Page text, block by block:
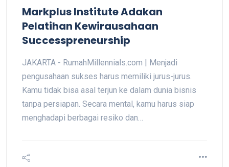
Markplus Institute Adakan
Pelatihan Kewirausahaan
Successpreneurship
JAKARTA - RumahMillennials.com | Menjadi
pengusahaan sukses harus memiliki jurus-jurus.
Kamu tidak bisa asal terjun ke dalam dunia bisnis
tanpa persiapan. Secara mental, kamu harus siap
menghadapi berbagai resiko dan…